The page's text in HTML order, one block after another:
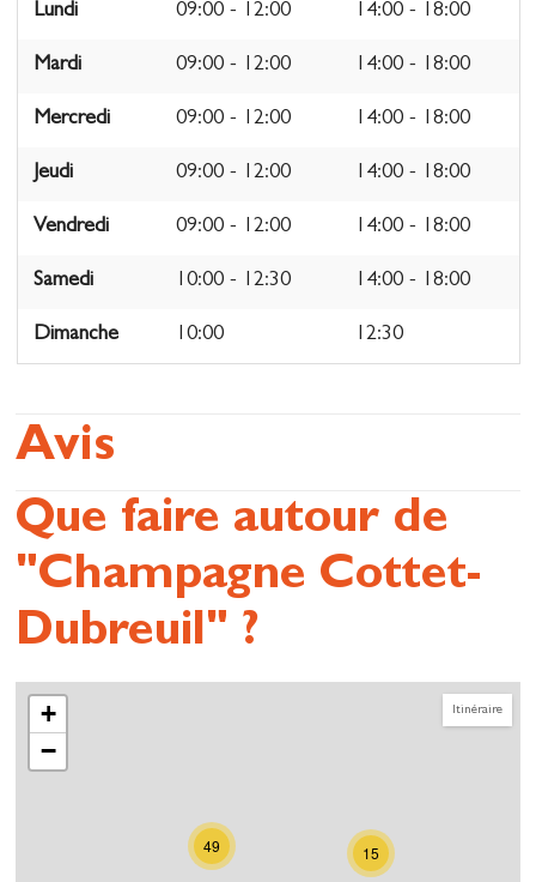
Lundi 09:00 - 12:00 14:00 - 18:00
Mardi 09:00 - 12:00 14:00 - 18:00
Mercredi 09:00 - 12:00 14:00 - 18:00
Jeudi 09:00 - 12:00 14:00 - 18:00
Vendredi 09:00 - 12:00 14:00 - 18:00
Samedi 10:00 - 12:30 14:00 - 18:00
Dimanche 10:00 12:30
Avis
Que faire autour de
"Champagne Cottet-
Dubreuil" ?
Itinéraire
15
49
+
−